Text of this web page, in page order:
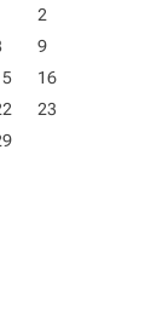
2
9
16
23